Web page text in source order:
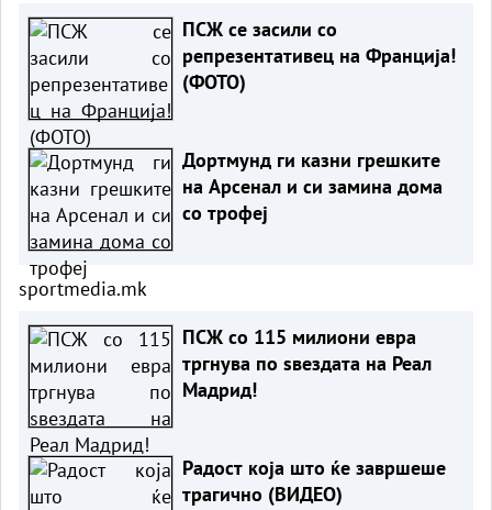
ПСЖ се засили со
репрезентативец на Франција!
(ФОТО)
Дортмунд ги казни грешките
на Арсенал и си замина дома
со трофеј
sportmedia.mk
ПСЖ со 115 милиони евра
тргнува по ѕвездата на Реал
Мадрид!
Радост која што ќе завршеше
трагично (ВИДЕО)